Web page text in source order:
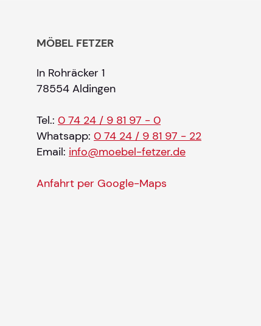
MÖBEL FETZER
In Rohräcker 1
78554 Aldingen
Tel.: 0 74 24 / 9 81 97 - 0
Whatsapp: 0 74 24 / 9 81 97 - 22
Email: info@moebel-fetzer.de
Anfahrt per Google-Maps